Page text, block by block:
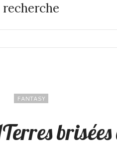
recherche
FANTASY